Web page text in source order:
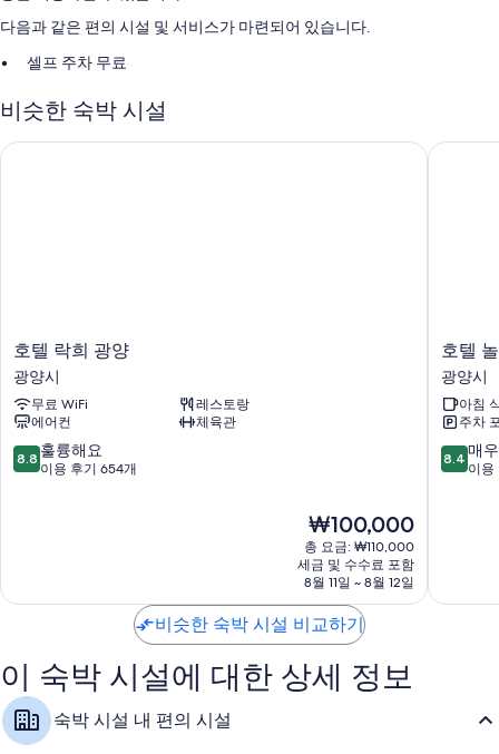
다음과 같은 편의 시설 및 서비스가 마련되어 있습니다.
셀프 주차 무료
엘리베이터, 금연 시설 및 정수기
객실 특징
바닥 난방, 별도의 좌석 공간 및 전기 주전자
비슷한 숙박 시설
호
텔
락
희
광
양
광
호텔 락희 광양
광양시
무료 WiFi
레스토랑
에어컨
체육관
10
점
륭
이
용
후
기
654
8.8 훌륭해요
이용 후기 654개
현
재
요
금
₩100,000
₩100,000
총 요금: ₩110,000
세금 및 수수료 포함
8월 11일 ~ 8월 12일
호텔 락희 광양
호
텔
놀
광
양
시
호텔 놀
광양시
아침
주차
10
점
우
8.4 매
이용
호텔 놀
비슷한 숙박 시설 비교하기
이 숙박 시설에 대한 상세 정보
숙박 시설 내 편의 시설